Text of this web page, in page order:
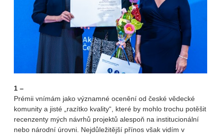
1 –
Prémii vnímám jako významné ocenění od české vědecké
komunity a jisté „razítko kvality“, které by mohlo trochu potěšit
recenzenty mých návrhů projektů alespoň na institucionální
nebo národní úrovni. Nejdůležitější přínos však vidím v